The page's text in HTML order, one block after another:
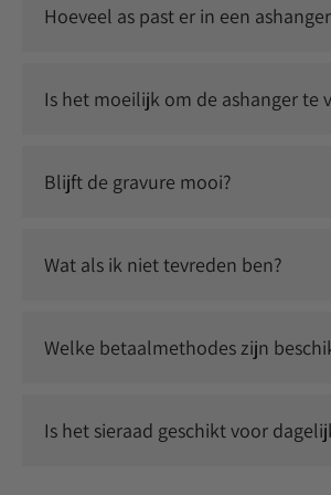
Hoeveel as past er in een
Is het moeilijk om de ashanger te
Blijft de gravure mooi?
Wat als ik niet tevreden ben?
Welke betaalmethodes zijn
Is het sieraad geschikt voor